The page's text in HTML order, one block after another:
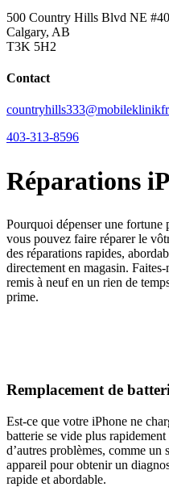
500 Country Hills Blvd NE
Calgary, AB
T3K 5H2
Contact
403-313-8596
Réparations
Pourquoi dépenser une
vous pouvez faire réparer le
des réparations rapides,
directement en magasin.
remis à neuf en un rien de
prime.
Remplacement de
Est-ce que votre iPhone ne
batterie se vide plus
d’autres problèmes, comme
appareil pour obtenir un
rapide et abordable.